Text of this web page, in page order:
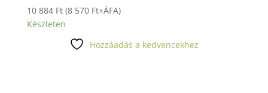
10 884 Ft (8 570 Ft+ÁFA)
Készleten
Hozzáadás a kedvencekhez